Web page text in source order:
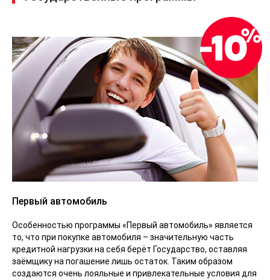
Первый автомобиль
Особенностью программы «Первый автомобиль» является
то, что при покупке автомобиля – значительную часть
кредитной нагрузки на себя берёт Государство, оставляя
заёмщику на погашение лишь остаток. Таким образом
создаются очень лояльные и привлекательные условия для